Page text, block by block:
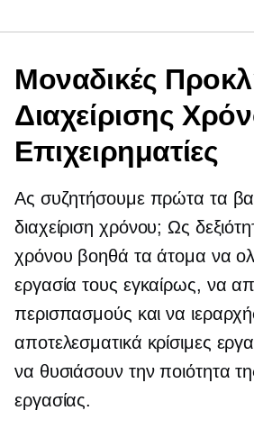
Μοναδικές
Διαχείρισης
Επιχειρηματίες
Ας συζητήσουμε πρώτα τα
διαχείριση χρόνου; Ως
χρόνου βοηθά τα άτομα να
εργασία τους εγκαίρως, να
περισπασμούς και να
αποτελεσματικά κρίσιμες
να θυσιάσουν την ποιότητα
εργασίας.